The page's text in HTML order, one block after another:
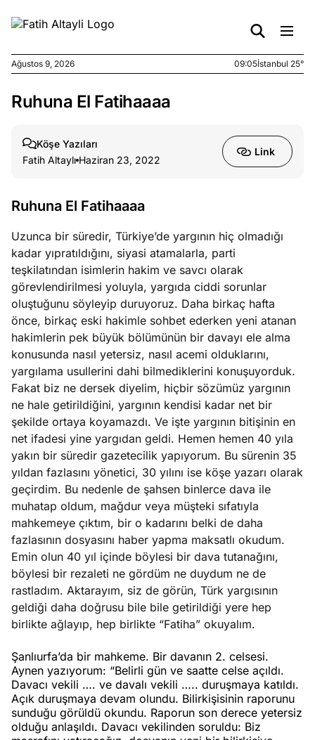
Ağustos
kirli
6, 2026
yasalar
Ağustos
5, 2026
stok
caiz
Köşe
Yazıları
Spor
Yazıları
Yazıları
Ağustos 9, 2026 09:05İstanbul 25°
Ruhuna El Fatihaaaa
Köşe Yazıları
Fatih Altaylı Haziran 23, 2022
Link
Ruhuna El Fatihaaaa
Uzunca bir süredir, Türkiye’de yargının hiç olmadığı
kadar yıpratıldığını, siyasi atamalarla, parti
teşkilatından isimlerin hakim ve savcı olarak
görevlendirilmesi yoluyla, yargıda ciddi sorunlar
oluştuğunu söyleyip duruyoruz. Daha birkaç hafta
önce, birkaç eski hakimle sohbet ederken yeni atanan
hakimlerin pek büyük bölümünün bir davayı ele alma
konusunda nasıl yetersiz, nasıl acemi olduklarını,
yargılama usullerini dahi bilmediklerini konuşuyorduk.
Fakat biz ne dersek diyelim, hiçbir sözümüz yargının
ne hale getirildiğini, yargının kendisi kadar net bir
şekilde ortaya koyamazdı. Ve işte yargının bitişinin en
net ifadesi yine yargıdan geldi. Hemen hemen 40 yıla
yakın bir süredir gazetecilik yapıyorum. Bu sürenin 35
yıldan fazlasını yönetici, 30 yılını ise köşe yazarı olarak
geçirdim. Bu nedenle de şahsen binlerce dava ile
muhatap oldum, mağdur veya müşteki sıfatıyla
mahkemeye çıktım, bir o kadarını belki de daha
fazlasının dosyasını haber yapma maksatlı okudum.
Emin olun 40 yıl içinde böylesi bir dava tutanağını,
böylesi bir rezaleti ne gördüm ne duydum ne de
rastladım. Aktarayım, siz de görün, Türk yargısının
geldiği daha doğrusu bile bile getirildiği yere hep
birlikte ağlayıp, hep birlikte “Fatiha” okuyalım.
Şanlıurfa’da bir mahkeme. Bir davanın 2. celsesi.
Aynen yazıyorum: “Belirli gün ve saatte celse açıldı.
Davacı vekili …. ve davalı vekili ….. duruşmaya katıldı.
Açık duruşmaya devam olundu. Bilirkişisinin raporunu
sunduğu görüldü okundu. Raporun son derece yetersiz
olduğu anlaşıldı. Davacı vekilinden soruldu: Biz